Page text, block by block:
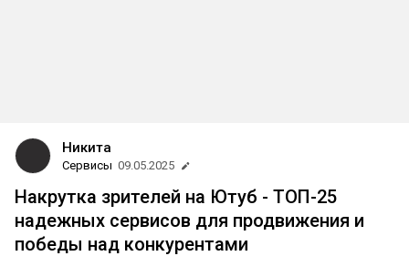
Никита
Сервисы 09.05.2025
Накрутка зрителей на Ютуб - ТОП-25
надежных сервисов для продвижения и
победы над конкурентами